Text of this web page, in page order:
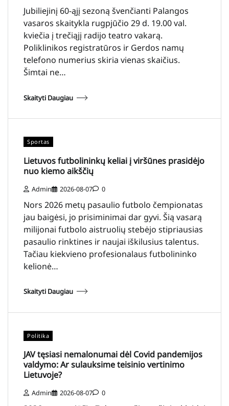
Jubiliejinį 60-ąjį sezoną švenčianti Palangos
vasaros skaitykla rugpjūčio 29 d. 19.00 val.
kviečia į trečiąjį radijo teatro vakarą.
Poliklinikos registratūros ir Gerdos namų
telefono numerius skiria vienas skaičius.
Šimtai ne…
Skaityti Daugiau
Sportas
Lietuvos futbolininkų keliai į viršūnes prasidėjo
nuo kiemo aikščių
Admin 2026-08-07 0
Nors 2026 metų pasaulio futbolo čempionatas
jau baigėsi, jo prisiminimai dar gyvi. Šią vasarą
milijonai futbolo aistruolių stebėjo stipriausias
pasaulio rinktines ir naujai iškilusius talentus.
Tačiau kiekvieno profesionalaus futbolininko
kelionė…
Skaityti Daugiau
Politika
JAV tęsiasi nemalonumai dėl Covid pandemijos
valdymo: Ar sulauksime teisinio vertinimo
Lietuvoje?
Admin 2026-08-07 0